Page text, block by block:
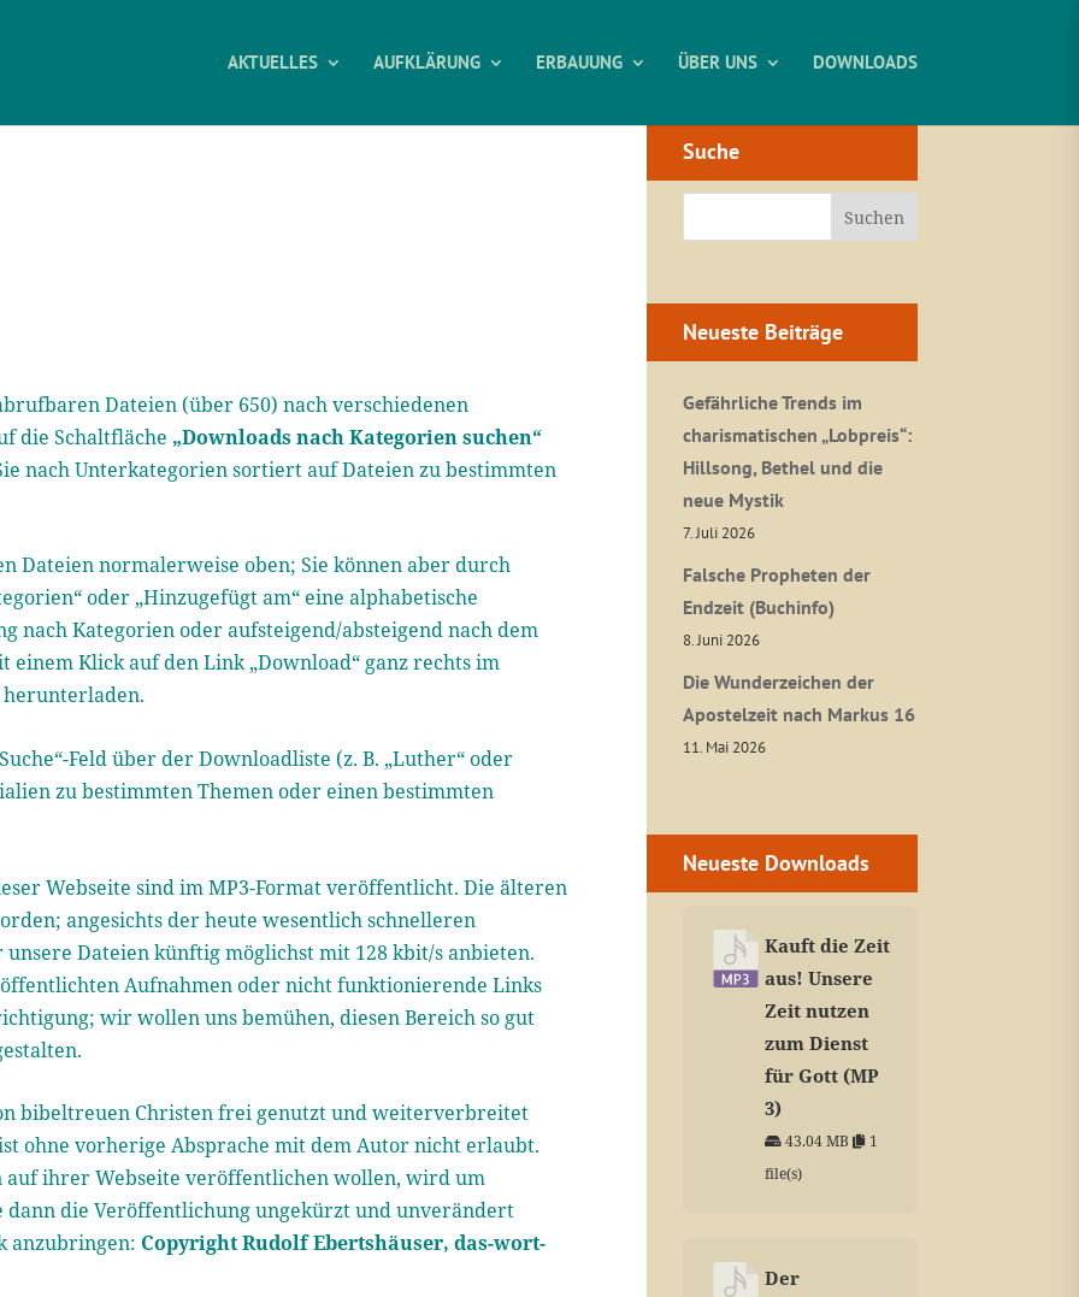
AKTUELLES AUFKLÄRUNG ERBAUUNG ÜBER UNS DOWNLOADS
Dateien (über 650) nach verschiedenen
die Schaltfläche „Downloads nach Kategorien suchen“
nach Unterkategorien sortiert auf Dateien zu bestimmten
Dateien normalerweise oben; Sie können aber durch
oder „Hinzugefügt am“ eine alphabetische
nach Kategorien oder aufsteigend/absteigend nach dem
Klick auf den Link „Download“ ganz rechts im
herunterladen.
Feld über der Downloadliste (z. B. „Luther“ oder
zu bestimmten Themen oder einen bestimmten
Webseite sind im MP3-Format veröffentlicht. Die älteren
angesichts der heute wesentlich schnelleren
Dateien künftig möglichst mit 128 kbit/s anbieten.
Aufnahmen oder nicht funktionierende Links
wir wollen uns bemühen, diesen Bereich so gut
bibeltreuen Christen frei genutzt und weiterverbreitet
ohne vorherige Absprache mit dem Autor nicht erlaubt.
auf ihrer Webseite veröffentlichen wollen, wird um
dann die Veröffentlichung ungekürzt und unverändert
anzubringen: Copyright Rudolf Ebertshäuser, das-wort-
Suche
Neueste Beiträge
Gefährliche Trends im
charismatischen „Lobpreis“:
Hillsong, Bethel und die
neue Mystik
7. Juli 2026
Falsche Propheten der
Endzeit (Buchinfo)
8. Juni 2026
Die Wunderzeichen der
Apostelzeit nach Markus 16
11. Mai 2026
Neueste Downloads
Kauft die Zeit
aus! Unsere
Zeit nutzen
zum Dienst
für Gott (MP
3)
43.04 MB
1
file(s)
Der